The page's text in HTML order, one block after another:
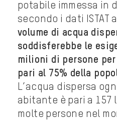
potabile immessa in
secondo i dati ISTAT
volume di acqua
soddisferebbe le
milioni di persone
pari al 75% della
L’acqua dispersa
abitante è pari a 157
molte persone nel